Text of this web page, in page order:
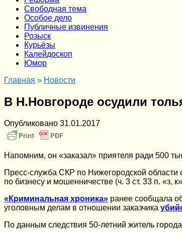
Cвободная тема
Особое дело
Публичные извинения
Розыск
Курьёзы
Калейдоскоп
Юмор
Главная » Новости
В Н.Новгороде осудили
Опубликовано 31.01.2017
Напомним, он «заказал» приятеля ради 500
Пресс-служба СКР по Нижегородской области
по бизнесу и мошенничестве (ч. 3 ст. 33 п. «з,
«Криминальная хроника» ранее сообщала
уголовным делам в отношении заказчика
По данным следствия 50-летний житель